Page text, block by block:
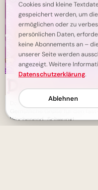
Donnerstag Vorfreude:
Wochenend-Schwung!
Cookies sind kleine
gespeichert werden, um
ermöglichen oder zu
persönlichen Daten,
keine Abonnements an –
unserer Seite werden
angezeigt. Weitere
Datenschutzerklärung.
Ablehnen